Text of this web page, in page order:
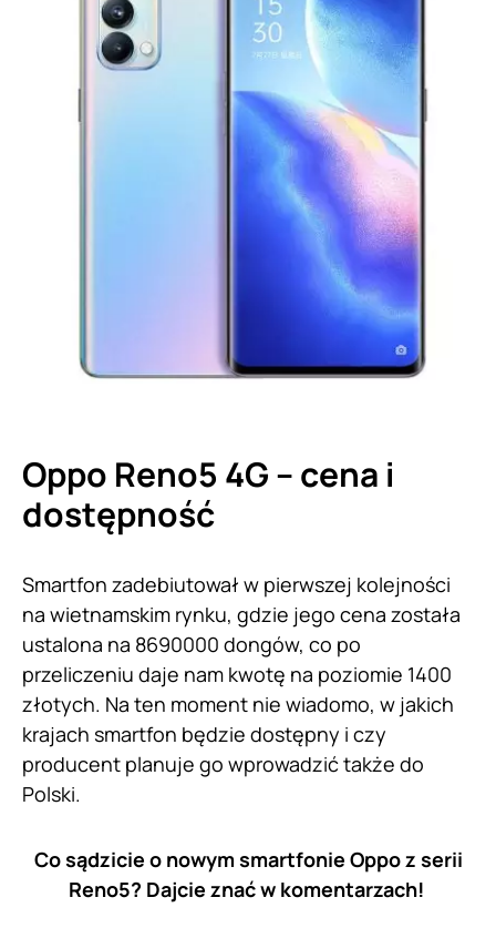
Oppo Reno5 4G – cena i
dostępność
Smartfon zadebiutował w pierwszej kolejności
na wietnamskim rynku, gdzie jego cena została
ustalona na 8690000 dongów, co po
przeliczeniu daje nam kwotę na poziomie 1400
złotych. Na ten moment nie wiadomo, w jakich
krajach smartfon będzie dostępny i czy
producent planuje go wprowadzić także do
Polski.
Co sądzicie o nowym smartfonie Oppo z serii
Reno5? Dajcie znać w komentarzach!